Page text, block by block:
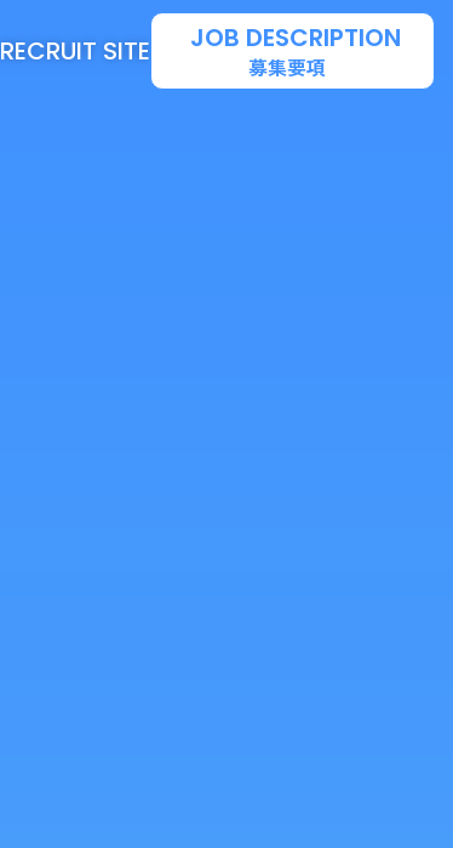
RECRUIT SITE JOB DESCRIPTION
募集要項